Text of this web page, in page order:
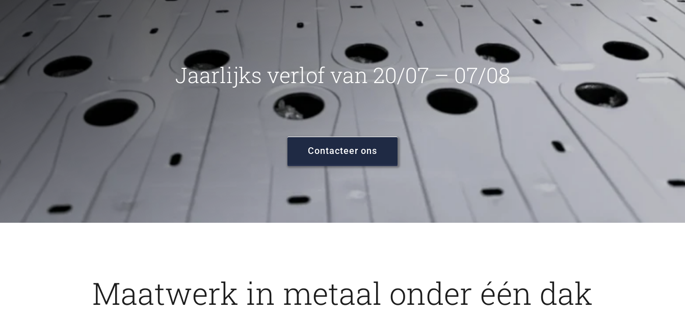
Jaarlijks verlof van 20/07 – 07/08
Contacteer ons
Maatwerk in metaal onder één dak